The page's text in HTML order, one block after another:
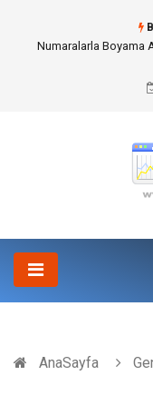
Mobil Çit Kültürü and
AnaSayfa